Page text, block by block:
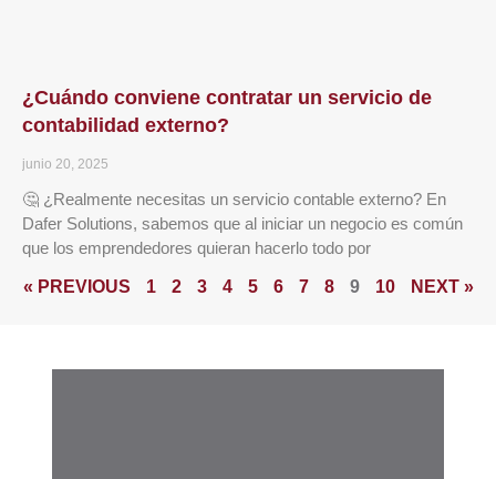
¿Cuándo conviene contratar un servicio de
contabilidad externo?
junio 20, 2025
🤔 ¿Realmente necesitas un servicio contable externo? En
Dafer Solutions, sabemos que al iniciar un negocio es común
que los emprendedores quieran hacerlo todo por
« PREVIOUS 1 2 3 4 5 6 7 8 9 10 NEXT »